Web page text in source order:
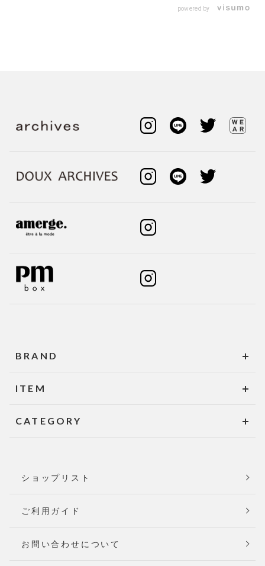
powered by
BRAND
ITEM
CATEGORY
ショップリスト
ご利用ガイド
お問い合わせについて